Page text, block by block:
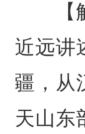
【解
近远讲
疆，从
天山东